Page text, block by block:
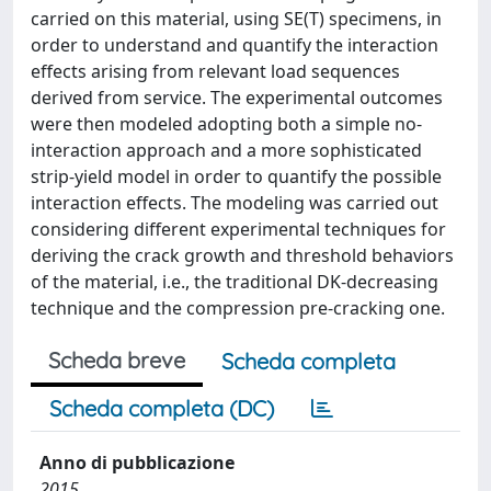
carried on this material, using SE(T) specimens, in
order to understand and quantify the interaction
effects arising from relevant load sequences
derived from service. The experimental outcomes
were then modeled adopting both a simple no-
interaction approach and a more sophisticated
strip-yield model in order to quantify the possible
interaction effects. The modeling was carried out
considering different experimental techniques for
deriving the crack growth and threshold behaviors
of the material, i.e., the traditional DK-decreasing
technique and the compression pre-cracking one.
Scheda breve
Scheda completa
Scheda completa (DC)
Anno di pubblicazione